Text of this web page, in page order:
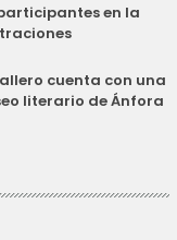
en la
cuenta con una
literario de Ánfora